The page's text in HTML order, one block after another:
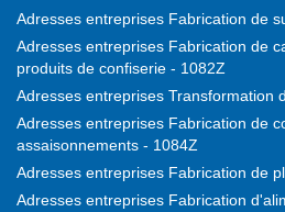
Adresses entreprises Fabrication de
Adresses entreprises Fabrication de
produits de confiserie - 1082Z
Adresses entreprises Transformation
Adresses entreprises Fabrication de
assaisonnements - 1084Z
Adresses entreprises Fabrication de
Adresses entreprises Fabrication